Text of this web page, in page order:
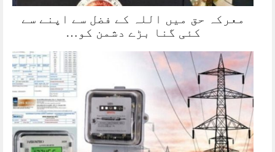
معرکہ حق میں اللہ کے فضل سے اپنے سے
کئی گنا بڑے دشمن کو…